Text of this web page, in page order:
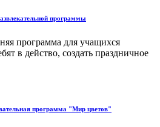
программы
программа для учащихся
в действо, создать праздничное
программа "Мир цветов"